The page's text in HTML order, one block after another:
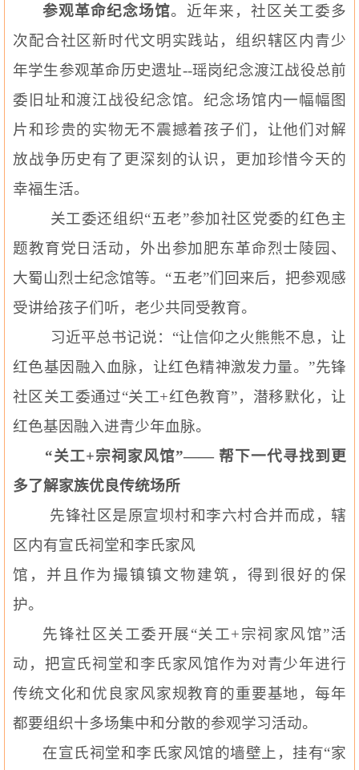
参观革命纪念场馆。近年来，社区关工委多
次配合社区新时代文明实践站，组织辖区内青少
年学生参观革命历史遗址--瑶岗纪念渡江战役总前
委旧址和渡江战役纪念馆。纪念场馆内一幅幅图
片和珍贵的实物无不震撼着孩子们，让他们对解
放战争历史有了更深刻的认识，更加珍惜今天的
幸福生活。
关工委还组织“五老”参加社区党委的红色主
题教育党日活动，外出参加肥东革命烈士陵园、
大蜀山烈士纪念馆等。“五老”们回来后，把参观感
受讲给孩子们听，老少共同受教育。
习近平总书记说：“让信仰之火熊熊不息，让
红色基因融入血脉，让红色精神激发力量。”先锋
社区关工委通过“关工+红色教育”，潜移默化，让
红色基因融入进青少年血脉。
“关工+宗祠家风馆”—— 帮下一代寻找到更
多了解家族优良传统场所
先锋社区是原宣坝村和李六村合并而成，辖
区内有宣氏祠堂和李氏家风
馆，并且作为撮镇镇文物建筑，得到很好的保
护。
先锋社区关工委开展“关工+宗祠家风馆”活
动，把宣氏祠堂和李氏家风馆作为对青少年进行
传统文化和优良家风家规教育的重要基地，每年
都要组织十多场集中和分散的参观学习活动。
在宣氏祠堂和李氏家风馆的墙壁上，挂有“家